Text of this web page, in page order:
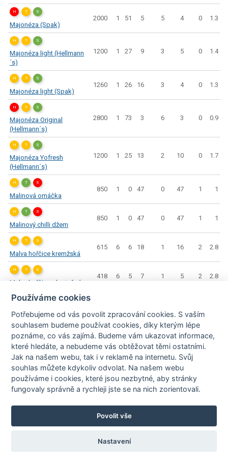
H T S
Majonéza (Spak)
2000 1 51 5 5 4 0 1.3
H T S
Majonéza light (Hellmann
´s)
1200 1 27 9 3 5 0 1.4
H T S
Majonéza light (Spak)
1260 1 26 16 3 4 0 1.3
H T S
Majonéza Original
(Hellmann´s)
2800 1 73 3 6 3 0 0.9
H T S
Majonéza Yofresh
(Hellmann´s)
1200 1 25 13 2 10 0 1.7
H T S
Malinová omáčka
850 1 0 47 0 47 1 1
H T S
Malinový chilli džem
850 1 0 47 0 47 1 1
H T S
Malva hořčice kremžská
615 6 6 18 1 16 2 2.8
H T S
Malva hořčice plnotučná
418 6 5 7 1 5 2 2.8
H T S
Mango omáčka
H T S
Mangové chutney
1130 0 1 64 0 49 1 2.8
H T S
Marináda grilovací
1080 3 21
H
balzamikového octa z
530 5 1
Používáme cookies
Potřebujeme od vás povolit zpracování cookies. S vaším
souhlasem budeme používat cookies, díky kterým lépe
poznáme,co vás zajímá. Budeme vám ukazovat informace,
které hledáte, a nebudeme vás obtěžovat těmi ostatními.
Jak na našem webu, tak i v reklamě na internetu. Svůj
souhlas můžete kdykoliv odvolat. Na našem webu
používáme i cookies, které jsou nezbytné, aby stránky
fungovaly správně a rychleji jste se na nich zorientovali.
Povolit vše
Nastavení